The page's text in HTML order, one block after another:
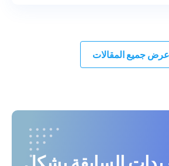
عرض جميع المقالات